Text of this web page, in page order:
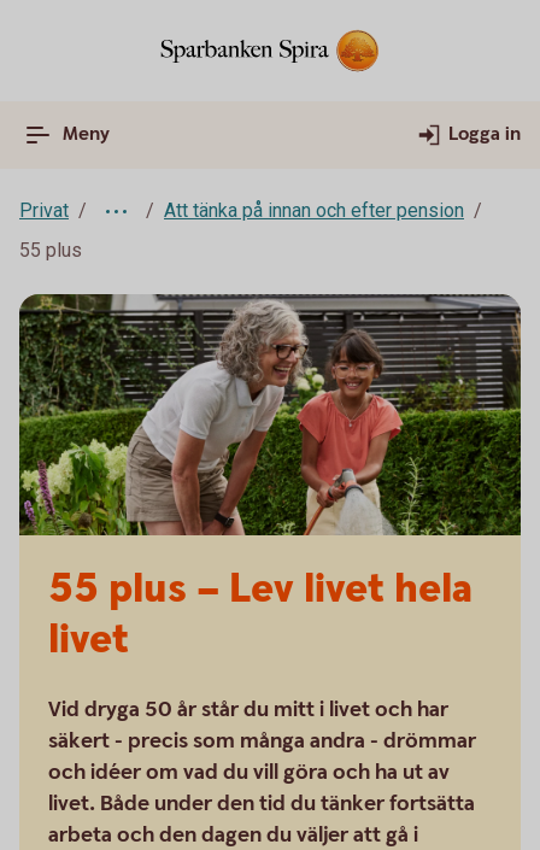
Meny Logga in
Privat
Att tänka på innan och efter pension
55 plus
55 plus – Lev livet hela
livet
Vid dryga 50 år står du mitt i livet och har
säkert - precis som många andra - drömmar
och idéer om vad du vill göra och ha ut av
livet. Både under den tid du tänker fortsätta
arbeta och den dagen du väljer att gå i